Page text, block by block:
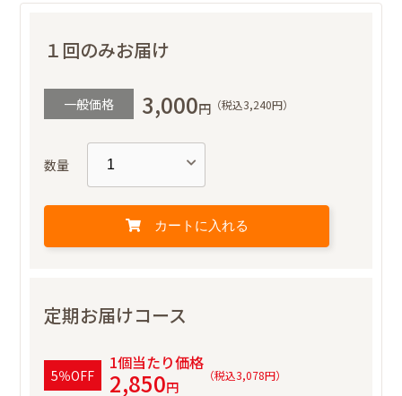
１回のみお届け
一般価格 3,000円 （税込3,240円）
数量
カートに入れる
定期お届けコース
5％OFF
1個当たり価格
2,850円
（税込3,078円）